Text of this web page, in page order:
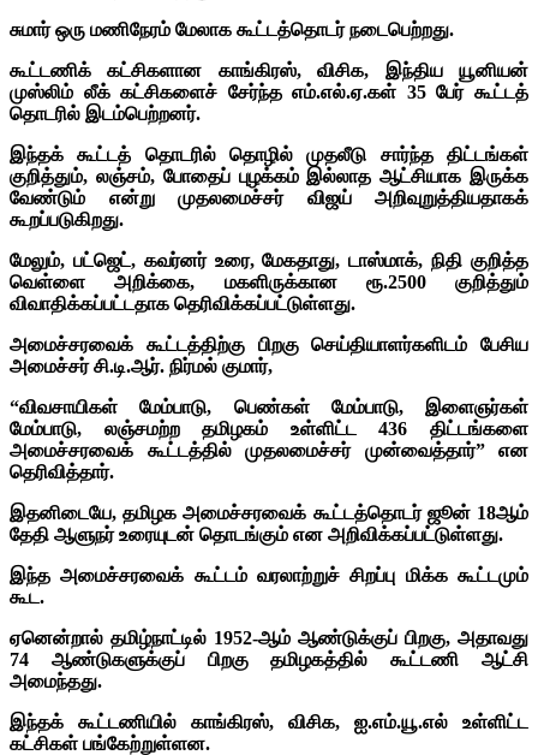
சுமார் ஒரு மணிநேரம் மேலாக கூட்டத்தொடர் நடைபெற்றது.
கூட்டணிக் கட்சிகளான காங்கிரஸ், விசிக, இந்திய யூனியன்
முஸ்லிம் லீக் கட்சிகளைச் சேர்ந்த எம்.எல்.ஏ.கள் 35 பேர் கூட்டத்
தொடரில் இடம்பெற்றனர்.
இந்தக் கூட்டத் தொடரில் தொழில் முதலீடு சார்ந்த திட்டங்கள்
குறித்தும், லஞ்சம், போதைப் புழக்கம் இல்லாத ஆட்சியாக இருக்க
வேண்டும் என்று முதலமைச்சர் விஜய் அறிவுறுத்தியதாகக்
கூறப்படுகிறது.
மேலும், பட்ஜெட், கவர்னர் உரை, மேகதாது, டாஸ்மாக், நிதி குறித்த
வெள்ளை அறிக்கை, மகளிருக்கான ரூ.2500 குறித்தும்
விவாதிக்கப்பட்டதாக தெரிவிக்கப்பட்டுள்ளது.
அமைச்சரவைக் கூட்டத்திற்கு பிறகு செய்தியாளர்களிடம் பேசிய
அமைச்சர் சி.டி.ஆர். நிர்மல் குமார்,
“விவசாயிகள் மேம்பாடு, பெண்கள் மேம்பாடு, இளைஞர்கள்
மேம்பாடு, லஞ்சமற்ற தமிழகம் உள்ளிட்ட 436 திட்டங்களை
அமைச்சரவைக் கூட்டத்தில் முதலமைச்சர் முன்வைத்தார்” என
தெரிவித்தார்.
இதனிடையே, தமிழக அமைச்சரவைக் கூட்டத்தொடர் ஜூன் 18ஆம்
தேதி ஆளுநர் உரையுடன் தொடங்கும் என அறிவிக்கப்பட்டுள்ளது.
இந்த அமைச்சரவைக் கூட்டம் வரலாற்றுச் சிறப்பு மிக்க கூட்டமும்
கூட.
ஏனென்றால் தமிழ்நாட்டில் 1952-ஆம் ஆண்டுக்குப் பிறகு, அதாவது
74 ஆண்டுகளுக்குப் பிறகு தமிழகத்தில் கூட்டணி ஆட்சி
அமைந்தது.
இந்தக் கூட்டணியில் காங்கிரஸ், விசிக, ஐ.எம்.யூ.எல் உள்ளிட்ட
கட்சிகள் பங்கேற்றுள்ளன.